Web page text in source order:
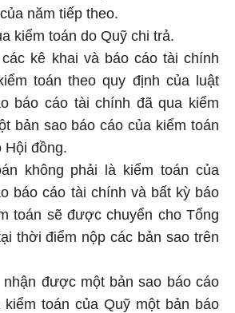
năm tiếp theo.
kiểm toán do Quỹ chi trả.
kê khai và báo cáo tài chính
toán theo quy định của luật
báo cáo tài chính đã qua kiểm
bản sao báo cáo của kiểm toán
đồng.
không phải là kiểm toán của
báo cáo tài chính và bất kỳ báo
toán sẽ được chuyển cho Tổng
thời điểm nộp các bản sao trên
được một bản sao báo cáo
toán của Quỹ một bản báo